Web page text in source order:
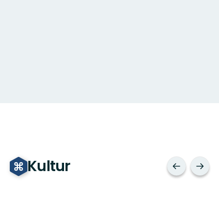
Kultur